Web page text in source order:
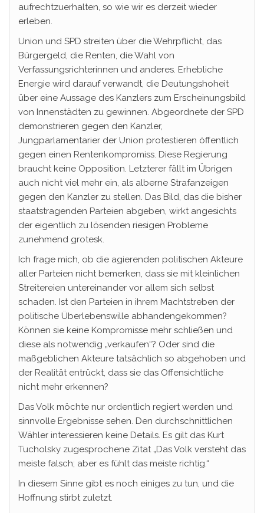
aufrechtzuerhalten, so wie wir es derzeit wieder
erleben.
Union und SPD streiten über die Wehrpflicht, das
Bürgergeld, die Renten, die Wahl von
Verfassungsrichterinnen und anderes. Erhebliche
Energie wird darauf verwandt, die Deutungshoheit
über eine Aussage des Kanzlers zum Erscheinungsbild
von Innenstädten zu gewinnen. Abgeordnete der SPD
demonstrieren gegen den Kanzler,
Jungparlamentarier der Union protestieren öffentlich
gegen einen Rentenkompromiss. Diese Regierung
braucht keine Opposition. Letzterer fällt im Übrigen
auch nicht viel mehr ein, als alberne Strafanzeigen
gegen den Kanzler zu stellen. Das Bild, das die bisher
staatstragenden Parteien abgeben, wirkt angesichts
der eigentlich zu lösenden riesigen Probleme
zunehmend grotesk.
Ich frage mich, ob die agierenden politischen Akteure
aller Parteien nicht bemerken, dass sie mit kleinlichen
Streitereien untereinander vor allem sich selbst
schaden. Ist den Parteien in ihrem Machtstreben der
politische Überlebenswille abhandengekommen?
Können sie keine Kompromisse mehr schließen und
diese als notwendig „verkaufen“? Oder sind die
maßgeblichen Akteure tatsächlich so abgehoben und
der Realität entrückt, dass sie das Offensichtliche
nicht mehr erkennen?
Das Volk möchte nur ordentlich regiert werden und
sinnvolle Ergebnisse sehen. Den durchschnittlichen
Wähler interessieren keine Details. Es gilt das Kurt
Tucholsky zugesprochene Zitat „Das Volk versteht das
meiste falsch; aber es fühlt das meiste richtig.“
In diesem Sinne gibt es noch einiges zu tun, und die
Hoffnung stirbt zuletzt.